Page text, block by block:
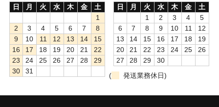
日
月 火 水 木 金
土
1
2
3 4 5 6 7
8
9
10 11 12 13 14
15
16
17 18 19 20 21
22
23
24 25 26 27 28
29
30
31
日
月 火 水 木 金
土
1
2 3 4
5
6
7 8 9 10 11
12
13
14 15 16 17 18
19
20
21 22 23 24 25
26
27
28 29
30
(
発送業務休日)